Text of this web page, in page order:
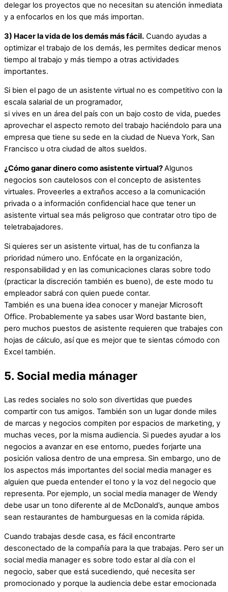
delegar los proyectos que no necesitan su atención inmediata
y a enfocarlos en los que más importan.
3) Hacer la vida de los demás más fácil. Cuando ayudas a
optimizar el trabajo de los demás, les permites dedicar menos
tiempo al trabajo y más tiempo a otras actividades
importantes.
Si bien el pago de un asistente virtual no es competitivo con la
escala salarial de un programador,
si vives en un área del país con un bajo costo de vida, puedes
aprovechar el aspecto remoto del trabajo haciéndolo para una
empresa que tiene su sede en la ciudad de Nueva York, San
Francisco u otra ciudad de altos sueldos.
¿Cómo ganar dinero como asistente virtual?Algunos
negocios son cautelosos con el concepto de asistentes
virtuales. Proveerles a extraños acceso a la comunicación
privada o a información confidencial hace que tener un
asistente virtual sea más peligroso que contratar otro tipo de
teletrabajadores.
Si quieres ser un asistente virtual, has de tu confianza la
prioridad número uno. Enfócate en la organización,
responsabilidad y en las comunicaciones claras sobre todo
(practicar la discreción también es bueno), de este modo tu
empleador sabrá con quien puede contar.
También es una buena idea conocer y manejar Microsoft
Office. Probablemente ya sabes usar Word bastante bien,
pero muchos puestos de asistente requieren que trabajes con
hojas de cálculo, así que es mejor que te sientas cómodo con
Excel también.
5. Social media mánager
Las redes sociales no solo son divertidas que puedes
compartir con tus amigos. También son un lugar donde miles
de marcas y negocios compiten por espacios de marketing, y
muchas veces, por la misma audiencia. Si puedes ayudar a los
negocios a avanzar en ese entorno, puedes forjarte una
posición valiosa dentro de una empresa. Sin embargo, uno de
los aspectos más importantes del social media manager es
alguien que pueda entender el tono y la voz del negocio que
representa. Por ejemplo, un social media manager de Wendy
debe usar un tono diferente al de McDonald’s, aunque ambos
sean restaurantes de hamburguesas en la comida rápida.
Cuando trabajas desde casa, es fácil encontrarte
desconectado de la compañía para la que trabajas. Pero ser un
social media manager es sobre todo estar al día con el
negocio, saber que está sucediendo, qué necesita ser
promocionado y porque la audiencia debe estar emocionada